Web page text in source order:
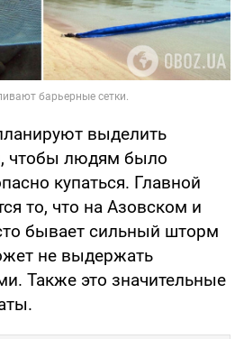
выделить
чтобы людям было
купаться. Главной
то, что на Азовском и
бывает сильный шторм
не выдержать
Также это значительные